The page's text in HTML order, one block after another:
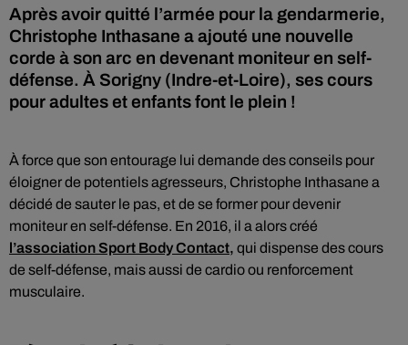
Après avoir quitté l’armée pour la gendarmerie,
Christophe Inthasane a ajouté une nouvelle
corde à son arc en devenant moniteur en self-
défense. À Sorigny (Indre-et-Loire), ses cours
pour adultes et enfants font le plein !
À force que son entourage lui demande des conseils pour
éloigner de potentiels agresseurs, Christophe Inthasane a
décidé de sauter le pas, et de se former pour devenir
moniteur en self-défense. En 2016, il a alors créé
l’association Sport Body Contact, qui dispense des cours
de self-défense, mais aussi de cardio ou renforcement
musculaire.